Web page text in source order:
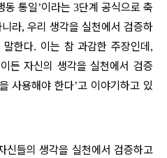
동 통일’이라는 3단계 공식으로 축
라, 우리 생각을 실천에서 검증하
말한다. 이는 참 과감한 주장인데 ,
든 자신의 생각을 실천에서 검증
사용해야 한다’고 이야기하고 있
신들의 생각을 실천에서 검증하고